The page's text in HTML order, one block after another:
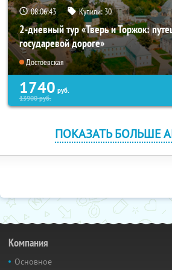
08:06:43 Купили:30
2-дневный тур «Тверь и Торжок:
государевой дороге»
Достоевская
1740 руб.
13900руб.
ПОКАЗАТЬ БОЛЬШЕ
Компания
Основное